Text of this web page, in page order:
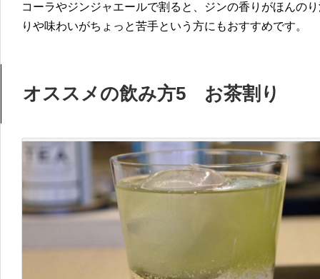
コーラやジンジャエールで割ると、ジンの香りがほんの
りや味わいがちょっと苦手という方にもおすすめです。
オススメの飲み方5 お茶割り